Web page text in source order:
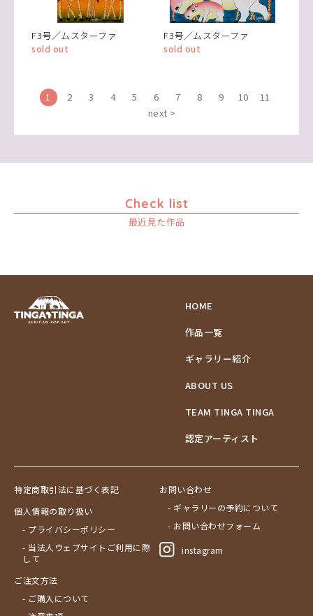
F3号／ムスターファ
sold out
F3号／ムスターファ
sold out
1 2 3 4 5 6 7 8 9 10
11
next >
Check list
最近見た作品
HOME
作品一覧
ギャラリー紹介
ABOUT US
TEAM TINGA TINGA
認定アーティスト
特定商取引法に基づく表記
個人情報の取り扱い
- プライバシーポリシー
- 当法人ウェブサイトご利用に際
して
ご注文方法
- ご購入について
お問い合わせ
- ギャラリーの予約について
- お問い合わせフォーム
instagram